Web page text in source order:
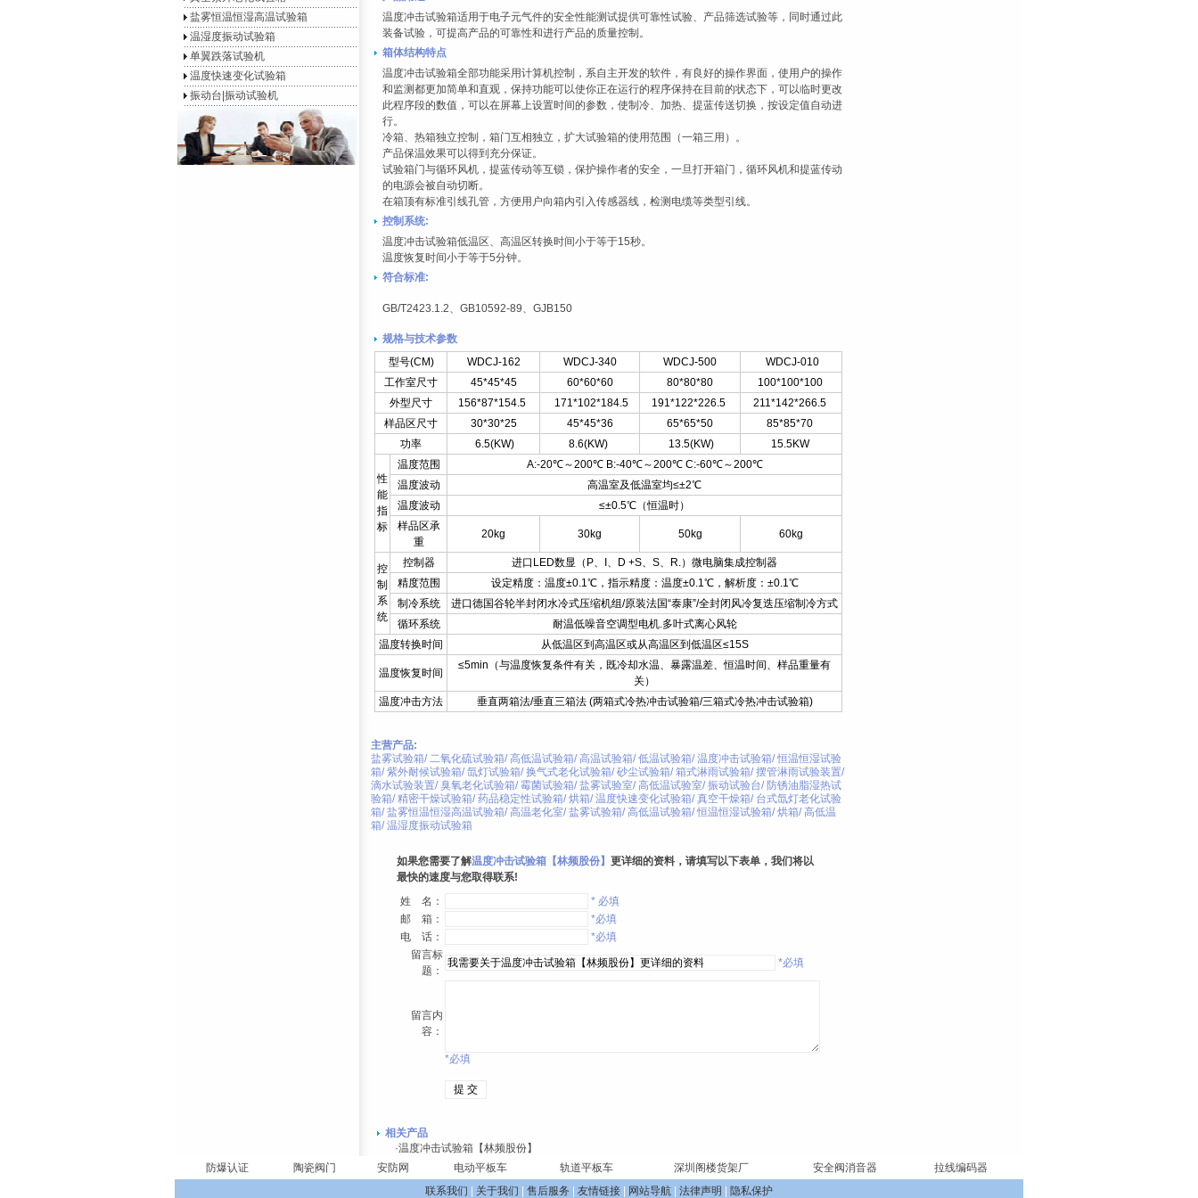
盐雾恒温恒湿高温试验箱
温湿度振动试验箱
单翼跌落试验机
温度快速变化试验箱
振动台|振动试验机
温度冲击试验箱适用于电子元气件的安全性能测试提供可靠性试验、产品筛选试验等，同时通过此
装备试验，可提高产品的可靠性和进行产品的质量控制。
箱体结构特点
温度冲击试验箱全部功能采用计算机控制，系自主开发的软件，有良好的操作界面，使用户的操作
和监测都更加简单和直观，保持功能可以使你正在运行的程序保持在目前的状态下，可以临时更改
此程序段的数值，可以在屏幕上设置时间的参数，使制冷、加热、提蓝传送切换，按设定值自动进
行。
冷箱、热箱独立控制，箱门互相独立，扩大试验箱的使用范围（一箱三用）。
产品保温效果可以得到充分保证。
试验箱门与循环风机，提蓝传动等互锁，保护操作者的安全，一旦打开箱门，循环风机和提蓝传动
的电源会被自动切断。
在箱顶有标准引线孔管，方便用户向箱内引入传感器线，检测电缆等类型引线。
控制系统:
温度冲击试验箱低温区、高温区转换时间小于等于15秒。
温度恢复时间小于等于5分钟。
符合标准:
GB/T2423.1.2、GB10592-89、GJB150
规格与技术参数
型号(CM)
WDCJ-162 WDCJ-340 WDCJ-500
WDCJ-010
工作室尺寸
45*45*45 60*60*60 80*80*80
100*100*100
外型尺寸
156*87*154.5 171*102*184.5 191*122*226.5
211*142*266.5
样品区尺寸
30*30*25 45*45*36 65*65*50
85*85*70
功率
6.5(KW) 8.6(KW) 13.5(KW) 15.5KW
性
能
指
标
温度范围
A:-20℃～200℃ B:-40℃～200℃ C:-60℃～200℃
温度波动
高温室及低温室均≤±2℃
温度波动
≤±0.5℃（恒温时）
样品区承
重
20kg 30kg 50kg 60kg
控
制
系
统
控制器
进口LED数显（P、I、D +S、S、R.）微电脑集成控制器
精度范围
设定精度：温度±0.1℃，指示精度：温度±0.1℃，解析度：±0.1℃
制冷系统
进口德国谷轮半封闭水冷式压缩机组/原装法国“泰康”/全封闭风冷复迭压缩制冷方式
循环系统
耐温低噪音空调型电机.多叶式离心风轮
温度转换时间
从低温区到高温区或从高温区到低温区≤15S
温度恢复时间
≤5min（与温度恢复条件有关，既冷却水温、暴露温差、恒温时间、样品重量有
关）
温度冲击方法
垂直两箱法/垂直三箱法 (两箱式冷热冲击试验箱/三箱式冷热冲击试验箱)
主营产品:
盐雾试验箱/ 二氧化硫试验箱/ 高低温试验箱/ 高温试验箱/ 低温试验箱/ 温度冲击试验箱/ 恒温恒湿试验
箱/ 紫外耐候试验箱/ 氙灯试验箱/ 换气式老化试验箱/ 砂尘试验箱/ 箱式淋雨试验箱/ 摆管淋雨试验装置/
滴水试验装置/ 臭氧老化试验箱/ 霉菌试验箱/ 盐雾试验室/ 高低温试验室/ 振动试验台/ 防锈油脂湿热试
验箱/ 精密干燥试验箱/ 药品稳定性试验箱/ 烘箱/ 温度快速变化试验箱/ 真空干燥箱/ 台式氙灯老化试验
箱/ 盐雾恒温恒湿高温试验箱/ 高温老化室/ 盐雾试验箱/ 高低温试验箱/ 恒温恒湿试验箱/ 烘箱/ 高低温
箱/ 温湿度振动试验箱
如果您需要了解温度冲击试验箱【林频股份】 更详细的资料，请填写以下表单，我们将以
最快的速度与您取得联系!
姓 名：
* 必填
邮 箱：
*必填
电 话：
*必填
留言标
题：
*必填
留言内
容：
*必填
相关产品
·温度冲击试验箱【林频股份】
防爆认证
陶瓷阀门 安防网 电动平板车 轨道平板车 深圳阁楼货架厂 安全阀消音器
拉线编码器
联系我们
关于我们 售后服务 友情链接 网站导航 法律声明 隐私保护